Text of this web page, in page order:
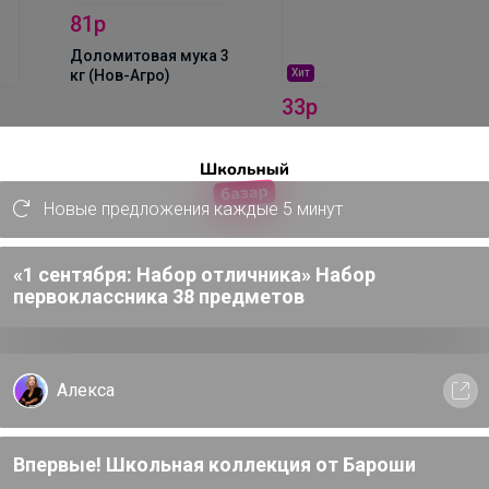
81р
Доломитовая мука 3
кг (Нов-Агро)
Хит
33р
ПВХ) d 8мм
и лёгкое крепление стебля
Исключает из процесса
как подкручивание, укладка и
нашего крюка все эти
любого работника или
под углом 45 градусов до "щелчка".
70 градусов в любую сторону.
Новые предложения каждые 5 минут
«1 сентября: Набор отличника» Набор
первоклассника 38 предметов
Алекса
Впервые! Школьная коллекция от Бароши